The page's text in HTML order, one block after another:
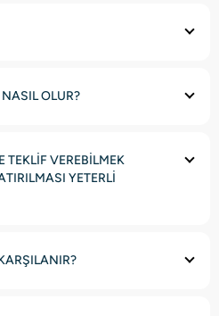
OLUR?
TEKLİF VEREBİLMEK
YETERLİ